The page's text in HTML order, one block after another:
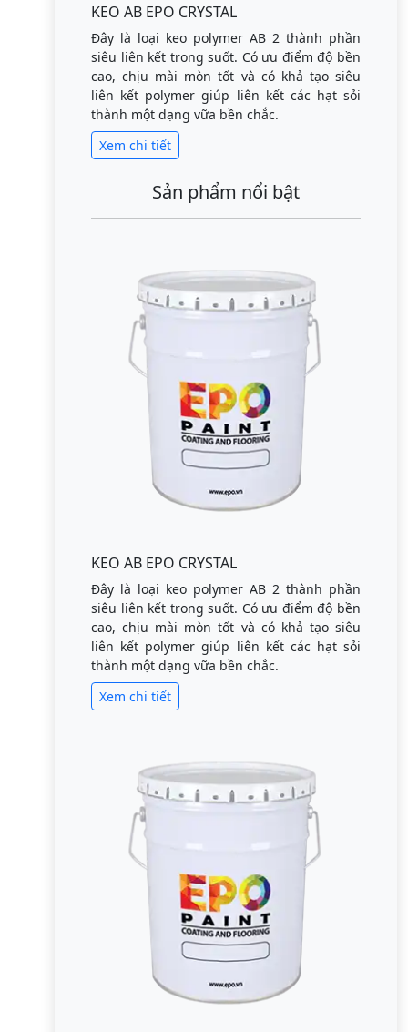
KEO AB EPO CRYSTAL
Đây là loại keo polymer AB 2 thành phần
siêu liên kết trong suốt. Có ưu điểm độ bền
cao, chịu mài mòn tốt và có khả tạo siêu
liên kết polymer giúp liên kết các hạt sỏi
thành một dạng vữa bền chắc.
Xem chi tiết
Sản phẩm nổi bật
KEO AB EPO CRYSTAL
Đây là loại keo polymer AB 2 thành phần
siêu liên kết trong suốt. Có ưu điểm độ bền
cao, chịu mài mòn tốt và có khả tạo siêu
liên kết polymer giúp liên kết các hạt sỏi
thành một dạng vữa bền chắc.
Xem chi tiết